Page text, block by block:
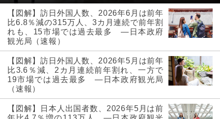
【図解】訪日外国人数、2026年6月は前年
比6.8％減の315万人、3カ月連続で前年割
れも、15市場では過去最多 ―日本政府
観光局（速報）
【図解】訪日外国人数、2026年5月は前年
比3.6％減、2カ月連続前年割れ、一方で
19市場では過去最多 ―日本政府観光局
（速報）
【図解】日本人出国者数、2026年5月は前